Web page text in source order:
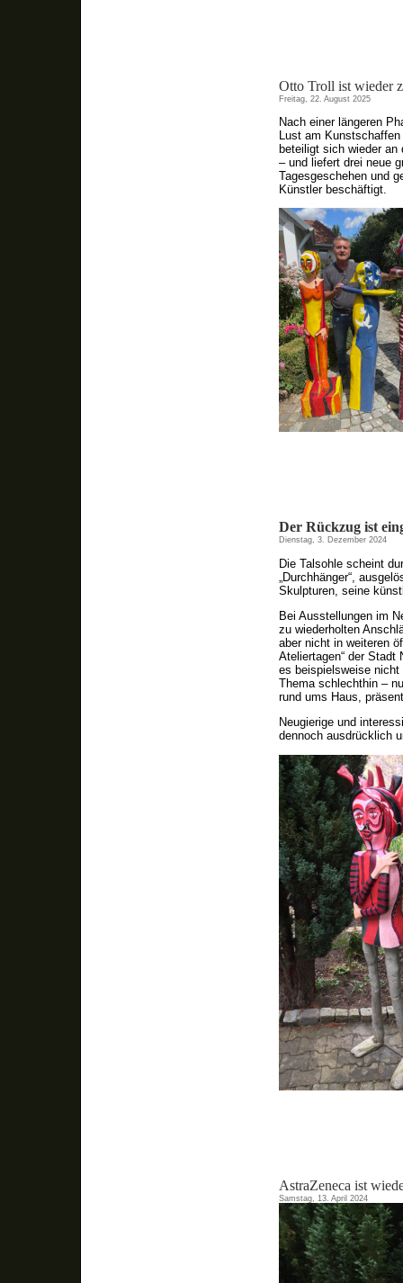
Otto Troll ist wieder
Freitag, 22. August 2025
Nach einer längeren
Lust am
beteiligt sich wieder an
– und liefert drei neue
Tagesgeschehen und
Künstler beschäftigt.
Der Rückzug ist
Dienstag, 3. Dezember 2024
Die Talsohle scheint
„Durchhänger“,
Skulpturen, seine
Bei Ausstellungen im
zu wiederholten
aber nicht in weiteren
Ateliertagen“ der Stadt
es beispielsweise nicht
Thema schlechthin –
rund ums Haus,
Neugierige und
dennoch ausdrücklich
AstraZeneca ist
Samstag, 13. April 2024